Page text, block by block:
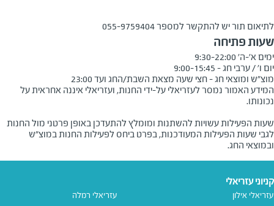
לתיאום תור יש להתקשר למספר 055-9759404
שעות פתיחה
מוצ"ש ומוצאי חג - חצי שעה מצאת השבת/החג ועד 23:00
המידע האמור נמסר לעזריאלי על-ידי החנות, ועזריאלי איננה אחראית על
שעות הפעילות עשויות להשתנות ומומלץ להתעדכן באופן פרטני מול החנות
לגבי שעות הפעילות המעודכנות, בפרט ביחס לפעילות החנות במוצ"ש
ובמוצאי החג.
קניוני עזריאלי
עזריאלי אילון
עזריאלי רמלה